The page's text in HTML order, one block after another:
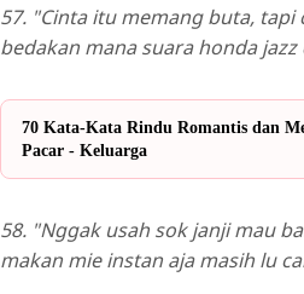
57. "Cinta itu memang buta,
bedakan mana suara honda
70 Kata-Kata Rindu Romantis dan
Pacar - Keluarga
58. "Nggak usah sok janji mau
makan mie instan aja masih lu